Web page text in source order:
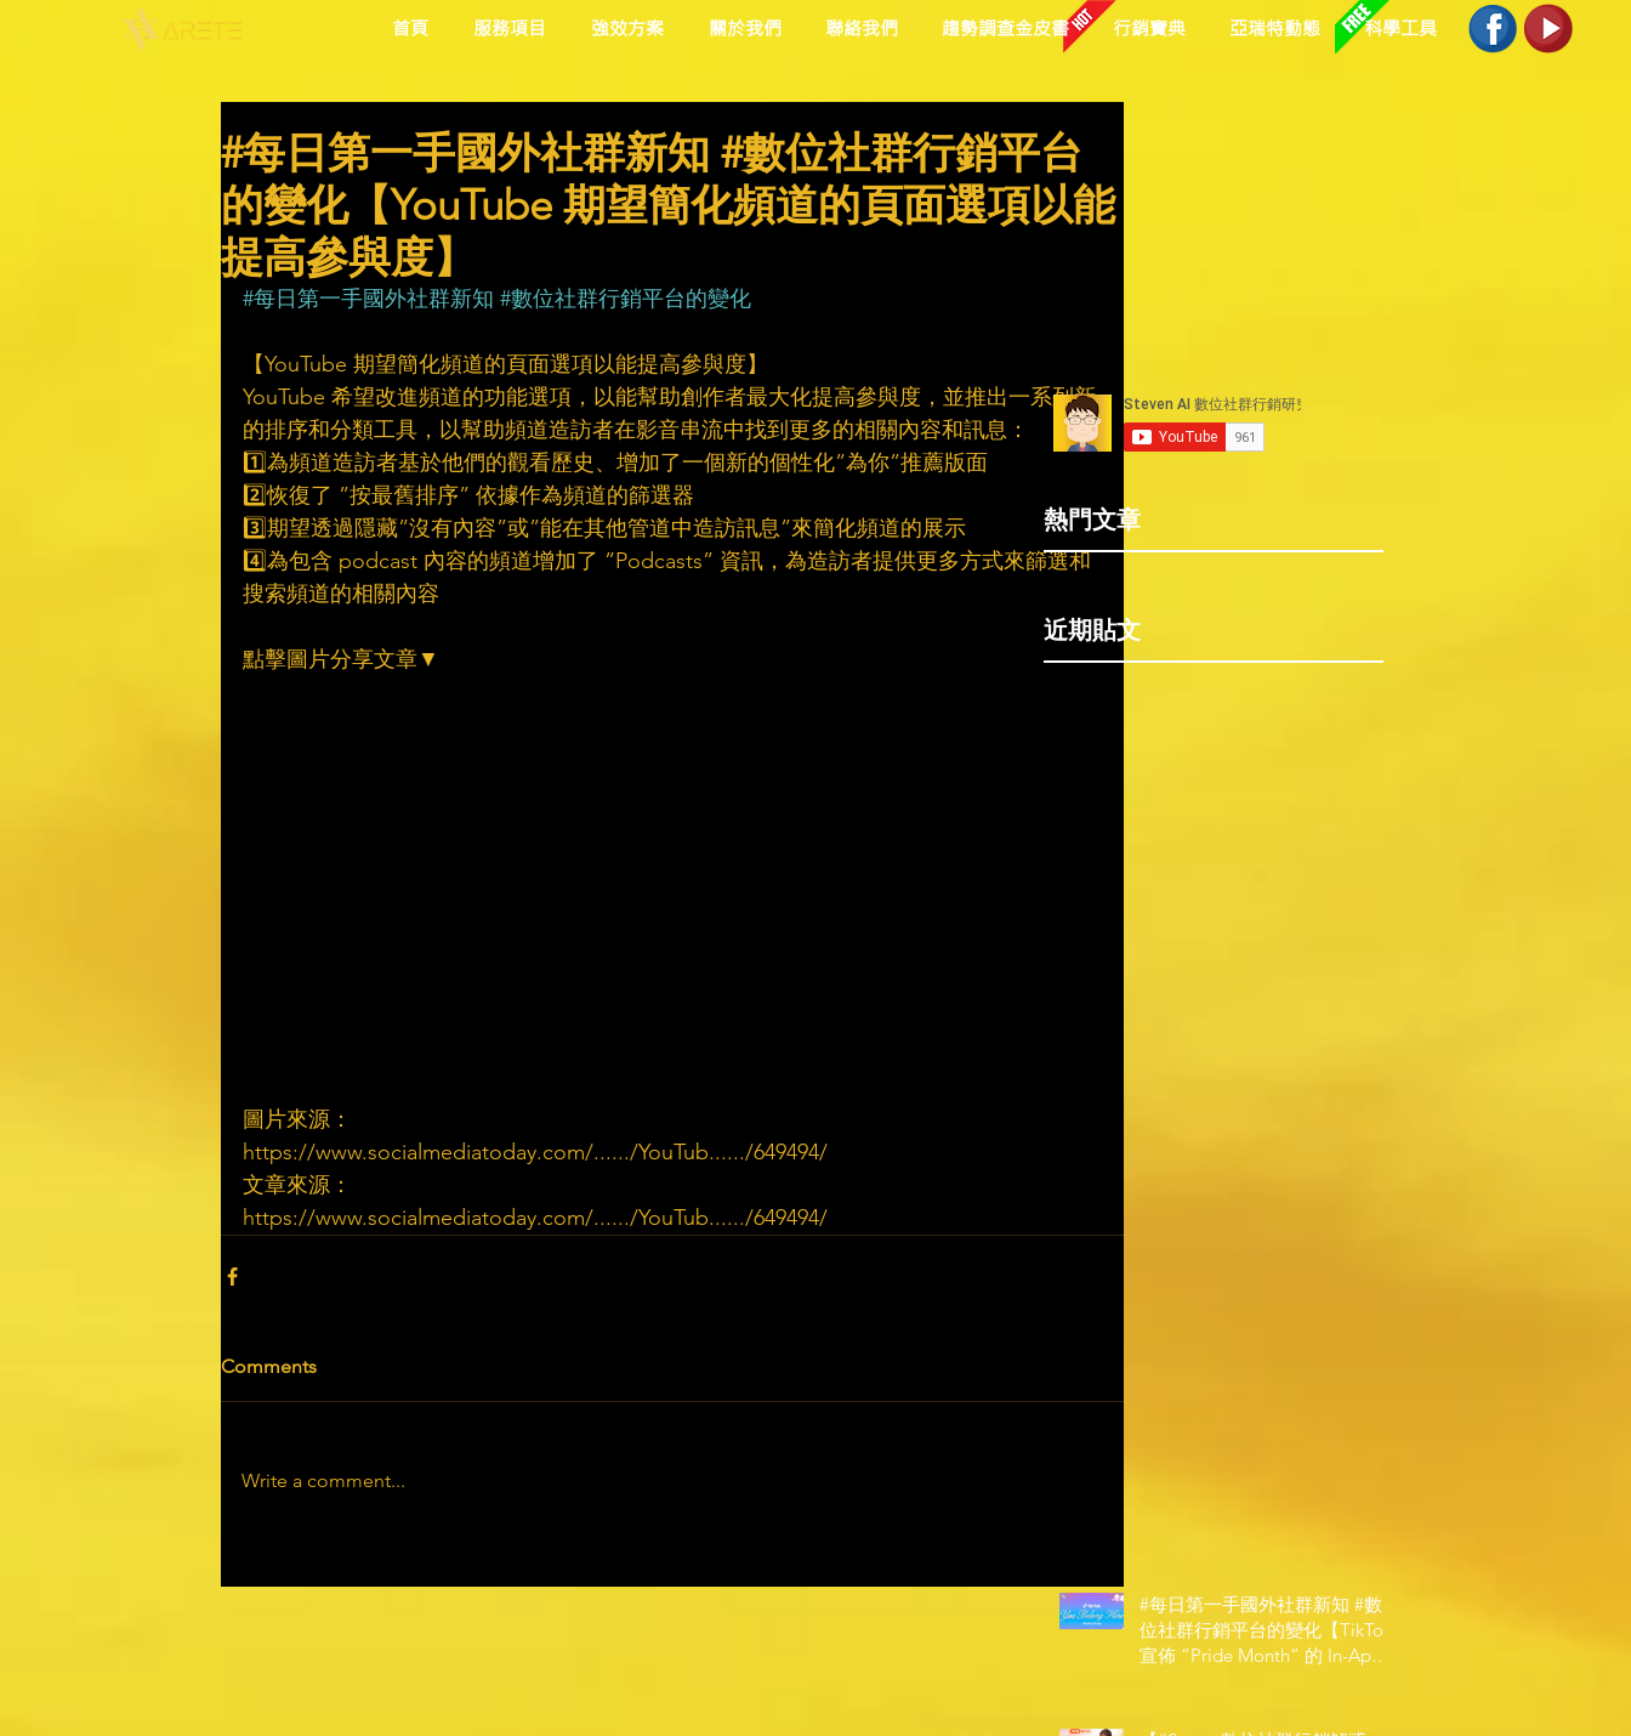
首頁 服務項目 強效方案 關於我們 聯絡我們 趨勢調查金皮書 行銷寶典 亞瑞特動態 科學工具
#每日第一手國外社群新知 #數位社群行銷平台
的變化【YouTube 期望簡化頻道的頁面選項以能
提高參與度】
#每日第一手國外社群新知 #數位社群行銷平台的變化
【YouTube 期望簡化頻道的頁面選項以能提高參與度】
YouTube 希望改進頻道的功能選項，以能幫助創作者最大化提高參與度，並推出一系列新
的排序和分類工具，以幫助頻道造訪者在影音串流中找到更多的相關內容和訊息：
1️⃣為頻道造訪者基於他們的觀看歷史、增加了一個新的個性化”為你”推薦版面
2️⃣恢復了 ”按最舊排序” 依據作為頻道的篩選器
3️⃣期望透過隱藏”沒有內容”或”能在其他管道中造訪訊息”來簡化頻道的展示
4️⃣為包含 podcast 內容的頻道增加了 ”Podcasts” 資訊，為造訪者提供更多方式來篩選和
搜索頻道的相關內容
點擊圖片分享文章▼
圖片來源：
https://www.socialmediatoday.com/....../YouTub....../649494/
文章來源：
https://www.socialmediatoday.com/....../YouTub....../649494/
Comments
Write a comment...
熱門文章
近期貼文
#每日第一手國外社群新知 #數
位社群行銷平台的變化【TikTok
宣佈 ”Pride Month” 的 In-App